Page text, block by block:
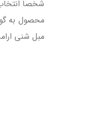
شخصا
محصول به
مبل شنی